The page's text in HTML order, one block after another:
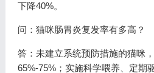
下降40%。
问：猫咪肠胃炎复发率有多高？
答：未建立系统预防措施的猫咪
65%-75%；实施科学喂养、定期